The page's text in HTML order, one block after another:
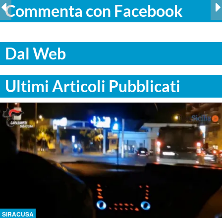
Commenta con Facebook
Dal Web
Ultimi Articoli Pubblicati
SIRACUSA